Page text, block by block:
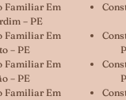
Familiar Em
– PE
Familiar Em
– PE
Familiar Em
– PE
Familiar Em